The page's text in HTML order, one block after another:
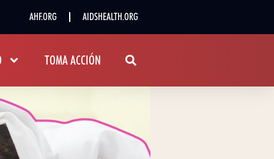
AHF.ORG AIDSHEALTH.ORG
TOMA ACCIÓN